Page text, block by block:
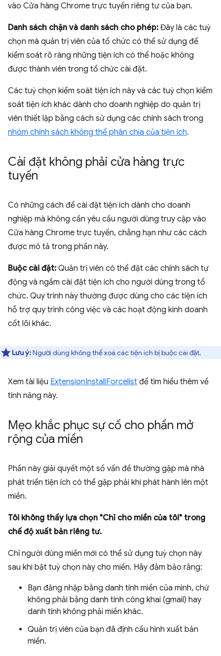
vào Cửa hàng Chrome trực tuyến riêng tư của bạn.
Danh sách chặn và danh sách cho phép: Đây là các tuỳ
chọn mà quản trị viên của tổ chức có thể sử dụng để
kiểm soát rõ ràng những tiện ích có thể hoặc không
được thành viên trong tổ chức cài đặt.
Các tuỳ chọn kiểm soát tiện ích này và các tuỳ chọn kiểm
soát tiện ích khác dành cho doanh nghiệp do quản trị
viên thiết lập bằng cách sử dụng các chính sách trong
nhóm chính sách không thể phân chia của tiện ích.
Cài đặt không phải cửa hàng trực
tuyến
Có những cách để cài đặt tiện ích dành cho doanh
nghiệp mà không cần yêu cầu người dùng truy cập vào
Cửa hàng Chrome trực tuyến, chẳng hạn như các cách
được mô tả trong phần này.
Buộc cài đặt: Quản trị viên có thể đặt các chính sách tự
động và ngầm cài đặt tiện ích cho người dùng trong tổ
chức. Quy trình này thường được dùng cho các tiện ích
hỗ trợ quy trình công việc và các hoạt động kinh doanh
cốt lõi khác.
Lưu ý:Người dùng không thể xoá các tiện ích bị buộc cài đặt.
Xem tài liệu ExtensionInstallForcelist để tìm hiểu thêm về
tính năng này.
Mẹo khắc phục sự cố cho phần mở
rộng của miền
Phần này giải quyết một số vấn đề thường gặp mà nhà
phát triển tiện ích có thể gặp phải khi phát hành lên một
miền.
Tôi không thấy lựa chọn "Chỉ cho miền của tôi" trong
chế độ xuất bản riêng tư.
Chỉ người dùng miền mới có thể sử dụng tuỳ chọn này
sau khi bật tuỳ chọn này cho miền. Hãy đảm bảo rằng:
Bạn đăng nhập bằng danh tính miền của mình, chứ
không phải bằng danh tính công khai (gmail) hay
danh tính không phải miền khác.
Quản trị viên của bạn đã định cấu hình xuất bản
miền.